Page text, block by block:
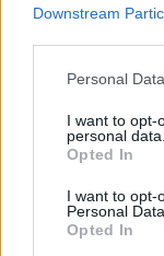
Downstream
Personal
I want to opt-
personal data.
Opted In
I want to opt-
Personal Data.
Opted In
CÍMKÉK e-
Gyártás
Tesla